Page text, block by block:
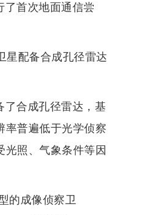
了首次地面通信尝
星配备合成孔径雷达
了合成孔径雷达，基
率普遍低于光学侦察
照、气象条件等因
的成像侦察卫